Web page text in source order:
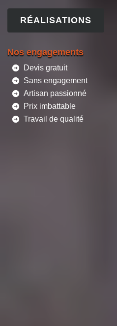
RÉALISATIONS
Nos engagements
Devis gratuit
Sans engagement
Artisan passionné
Prix imbattable
Travail de qualité